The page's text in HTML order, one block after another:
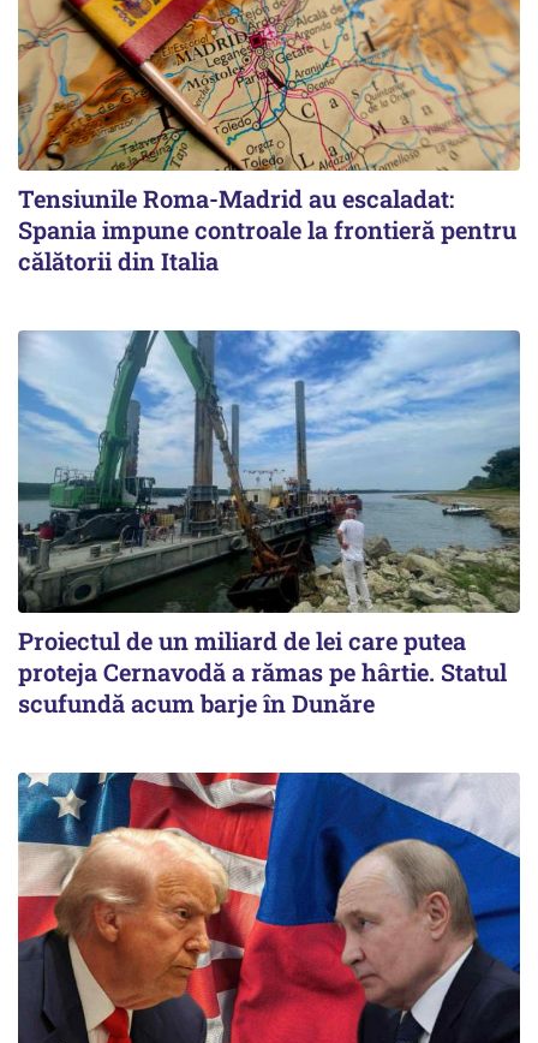
Tensiunile Roma-Madrid au escaladat:
Spania impune controale la frontieră pentru
călătorii din Italia
Proiectul de un miliard de lei care putea
proteja Cernavodă a rămas pe hârtie. Statul
scufundă acum barje în Dunăre